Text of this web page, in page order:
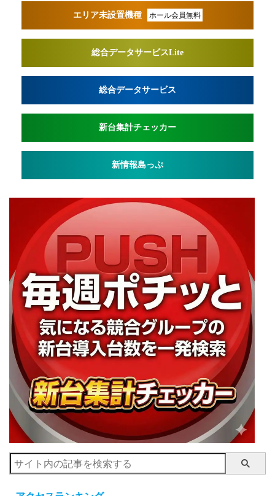
エリア未設置機種 ホール会員無料
総合データサービスLite
総合データサービス
新台集計チェッカー
新情報島っぷ